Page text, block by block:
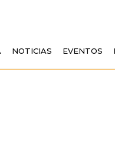
NOTICIAS EVENTOS